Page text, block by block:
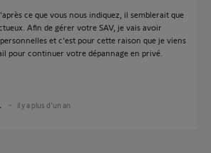
ce que vous nous indiquez, il semblerait que
Afin de gérer votre SAV, je vais avoir
et c'est pour cette raison que je viens
pour continuer votre dépannage en privé.
il y a plus d'un an